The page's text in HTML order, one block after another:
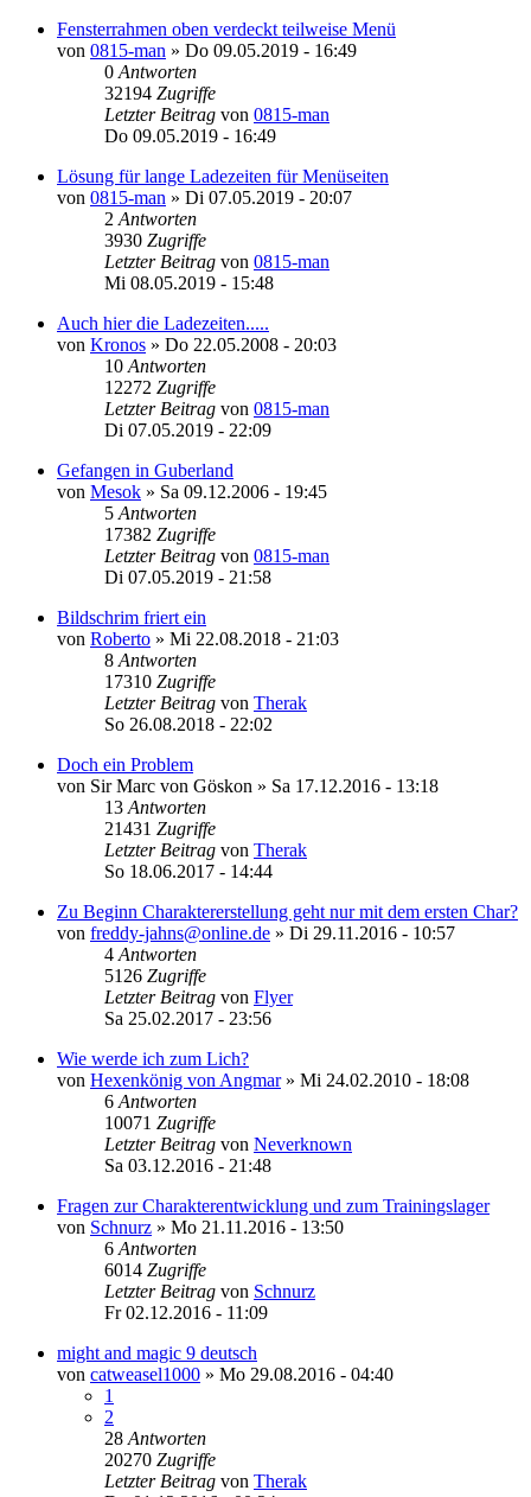
Fensterrahmen oben verdeckt teilweise Menü
von 0815-man » Do 09.05.2019 - 16:49
0 Antworten
32194 Zugriffe
Letzter Beitrag von 0815-man
Do 09.05.2019 - 16:49
Lösung für lange Ladezeiten für Menüseiten
von 0815-man » Di 07.05.2019 - 20:07
2 Antworten
3930 Zugriffe
Letzter Beitrag von 0815-man
Mi 08.05.2019 - 15:48
Auch hier die Ladezeiten.....
von Kronos » Do 22.05.2008 - 20:03
10 Antworten
12272 Zugriffe
Letzter Beitrag von 0815-man
Di 07.05.2019 - 22:09
Gefangen in Guberland
von Mesok » Sa 09.12.2006 - 19:45
5 Antworten
17382 Zugriffe
Letzter Beitrag von 0815-man
Di 07.05.2019 - 21:58
Bildschrim friert ein
von Roberto » Mi 22.08.2018 - 21:03
8 Antworten
17310 Zugriffe
Letzter Beitrag von Therak
So 26.08.2018 - 22:02
Doch ein Problem
von Sir Marc von Göskon » Sa 17.12.2016 - 13:18
13 Antworten
21431 Zugriffe
Letzter Beitrag von Therak
So 18.06.2017 - 14:44
Zu Beginn Charaktererstellung geht nur mit dem ersten Char?
von freddy-jahns@online.de » Di 29.11.2016 - 10:57
4 Antworten
5126 Zugriffe
Letzter Beitrag von Flyer
Sa 25.02.2017 - 23:56
Wie werde ich zum Lich?
von Hexenkönig von Angmar» Mi 24.02.2010 - 18:08
6 Antworten
10071 Zugriffe
Letzter Beitrag von Neverknown
Sa 03.12.2016 - 21:48
Fragen zur Charakterentwicklung und zum Trainingslager
von Schnurz » Mo 21.11.2016 - 13:50
6 Antworten
6014 Zugriffe
Letzter Beitrag von Schnurz
Fr 02.12.2016 - 11:09
might and magic 9 deutsch
von catweasel1000 » Mo 29.08.2016 - 04:40
1
2
28 Antworten
20270 Zugriffe
Letzter Beitrag von Therak